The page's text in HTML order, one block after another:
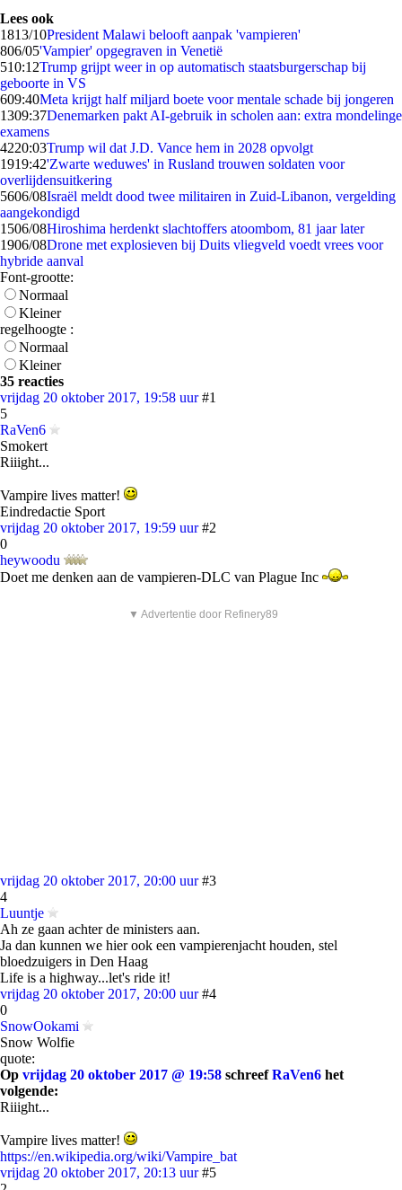
Lees ook
1813/10President Malawi belooft aanpak 'vampieren'
806/05'Vampier' opgegraven in Venetië
510:12Trump grijpt weer in op automatisch staatsburgerschap bij
geboorte in VS
609:40Meta krijgt half miljard boete voor mentale schade bij jongeren
1309:37Denemarken pakt AI-gebruik in scholen aan: extra mondelinge
examens
4220:03Trump wil dat J.D. Vance hem in 2028 opvolgt
1919:42'Zwarte weduwes' in Rusland trouwen soldaten voor
overlijdensuitkering
5606/08Israël meldt dood twee militairen in Zuid-Libanon, vergelding
aangekondigd
1506/08Hiroshima herdenkt slachtoffers atoombom, 81 jaar later
1906/08Drone met explosieven bij Duits vliegveld voedt vrees voor
hybride aanval
Font-grootte:
Normaal
Kleiner
regelhoogte :
Normaal
Kleiner
35 reacties
vrijdag 20 oktober 2017, 19:58 uur #1
5
RaVen6
Smokert
Riiight...
Vampire lives matter!
Eindredactie Sport
vrijdag 20 oktober 2017, 19:59 uur #2
0
heywoodu
Doet me denken aan de vampieren-DLC van Plague Inc
▼ Advertentie door Refinery89
vrijdag 20 oktober 2017, 20:00 uur #3
4
Luuntje
Ah ze gaan achter de ministers aan.
Ja dan kunnen we hier ook een vampierenjacht houden, stel
bloedzuigers in Den Haag
Life is a highway...let's ride it!
vrijdag 20 oktober 2017, 20:00 uur #4
0
SnowOokami
Snow Wolfie
quote:
Op vrijdag 20 oktober 2017 @ 19:58 schreefRaVen6 het
volgende:
Riiight...
Vampire lives matter!
https://en.wikipedia.org/wiki/Vampire_bat
vrijdag 20 oktober 2017, 20:13 uur #5